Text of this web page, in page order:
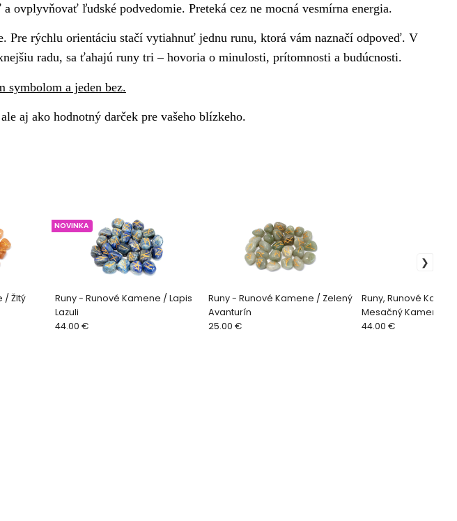
ovplyvňovať ľudské podvedomie. Preteká cez ne mocná vesmírna energia.
Pre rýchlu orientáciu stačí vytiahnuť jednu runu, ktorá vám naznačí odpoveď. V
radu, sa ťahajú runy tri – hovoria o minulosti, prítomnosti a budúcnosti.
symbolom a jeden bez.
aj ako hodnotný darček pre vašeho blízkeho.
/ Žltý
Runy - Runové Kamene / Lapis
Lazuli
NOVINKA
44.00 €
Runy - Runové Kamene / Zelený
Avanturín
25.00 €
Runy, Runové
Mesačný Kameň
44.00 €